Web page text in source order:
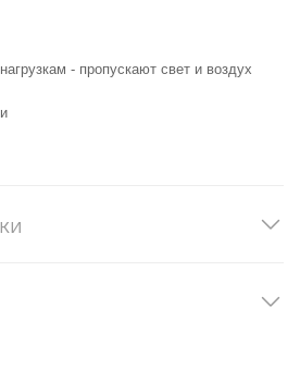
- пропускают свет и воздух